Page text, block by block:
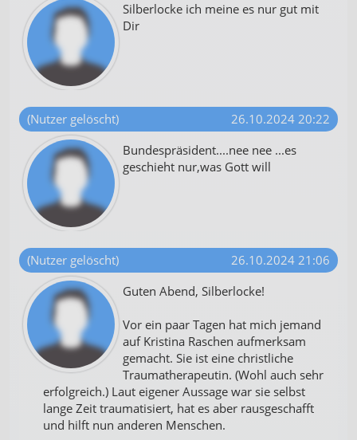
Silberlocke ich meine es nur gut mit
Dir
(Nutzer gelöscht)
26.10.2024 20:22
Bundespräsident....nee nee ...es
geschieht nur,was Gott will
(Nutzer gelöscht)
26.10.2024 21:06
Guten Abend, Silberlocke!
Vor ein paar Tagen hat mich jemand
auf Kristina Raschen aufmerksam
gemacht. Sie ist eine christliche
Traumatherapeutin. (Wohl auch sehr
erfolgreich.) Laut eigener Aussage war sie selbst
lange Zeit traumatisiert, hat es aber rausgeschafft
und hilft nun anderen Menschen.